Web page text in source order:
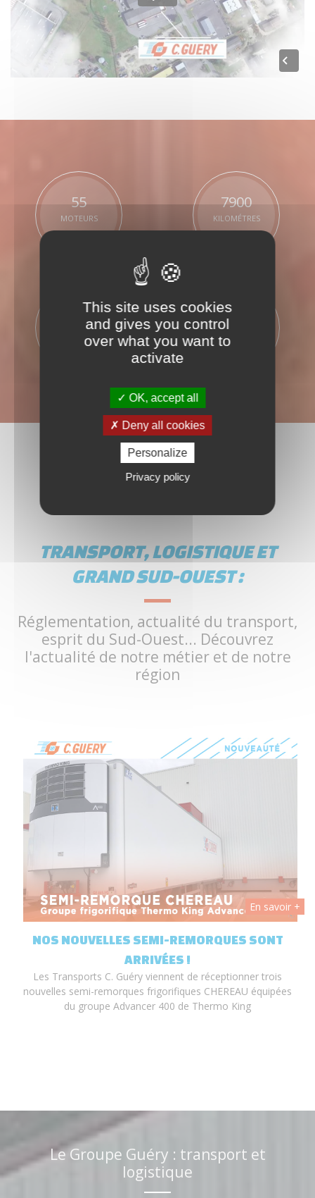
55
MOTEURS
7900
KILOMÉTRES
500
PALETTES
365
JOURS
TRANSPORT, LOGISTIQUE ET
GRAND SUD-OUEST :
Réglementation, actualité du transport,
esprit du Sud-Ouest... Découvrez
l'actualité de notre métier et de notre
région
En savoir +
NOS NOUVELLES SEMI-REMORQUES SONT
ARRIVÉES !
Les Transports C. Guéry viennent de réceptionner trois
nouvelles semi-remorques frigorifiques CHEREAU équipées
du groupe Advancer 400 de Thermo King
Le Groupe Guéry : transport et
logistique
This site uses cookies
and gives you control
over what you want to
activate
OK, accept all
Deny all cookies
Personalize
Privacy policy